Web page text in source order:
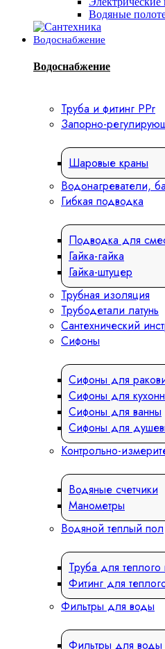
Водяные
Водоснабжение
Водоснабжение
Труба и фитинг PPr
Запорно-
Шаровые краны
Водонагреватели,
Гибкая подводка
Подводка для
Гайка-гайка
Гайка-штуцер
Трубная изоляция
Трубодетали латунь
Сантехнический
Сифоны
Сифоны для
Сифоны для
Сифоны для ванны
Сифоны для
Контрольно-
Водяные счетчики
Манометры
Водяной теплый пол
Труба для теплого
Фитинг для
Фильтры для воды
Фильтры для